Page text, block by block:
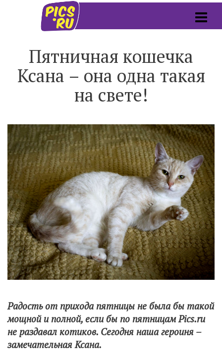
Пятничная кошечка
Ксана – она одна такая
на свете!
Радость от прихода пятницы не была бы такой
мощной и полной, если бы по пятницам Pics.ru
не раздавал котиков. Сегодня наша героиня –
замечательная Ксана.